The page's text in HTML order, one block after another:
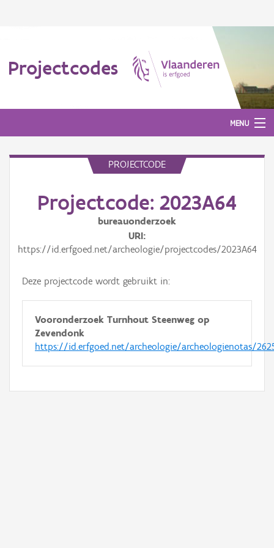
Projectcodes
MENU
PROJECTCODE
Projectcode: 2023A64
bureauonderzoek
URI
https://id.erfgoed.net/archeologie/projectcodes/2023A64
Deze projectcode wordt gebruikt in:
Vooronderzoek Turnhout Steenweg op
Zevendonk
https://id.erfgoed.net/archeologie/archeologienotas/